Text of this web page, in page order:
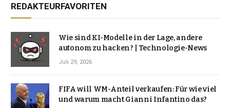
REDAKTEURFAVORITEN
Wie sind KI-Modelle in der Lage, andere
autonom zu hacken? | Technologie-News
Juli 29, 2026
FIFA will WM-Anteil verkaufen: Für wie viel
und warum macht Gianni Infantino das?